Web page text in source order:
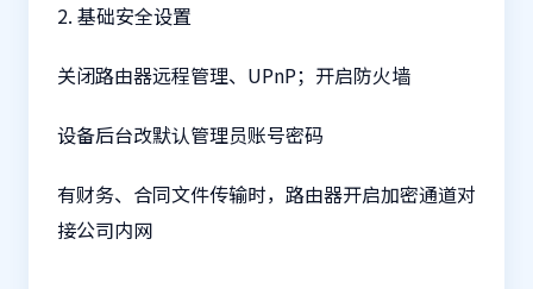
2. 基础安全设置
关闭路由器远程管理、UPnP；开启防火墙
设备后台改默认管理员账号密码
有财务、合同文件传输时，路由器开启加密通道对
接公司内网